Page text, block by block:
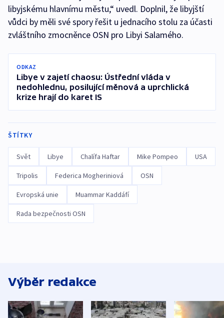
libyjskému hlavnímu městu,“ uvedl. Doplnil, že libyjští
vůdci by měli své spory řešit u jednacího stolu za účasti
zvláštního zmocněnce OSN pro Libyi Salamého.
ODKAZ
Libye v zajetí chaosu: Ústřední vláda v
nedohlednu, posilující měnová a uprchlická
krize hrají do karet IS
ŠTÍTKY
Svět Libye Chalífa Haftar Mike Pompeo USA
Tripolis Federica Mogheriniová OSN
Evropská unie Muammar Kaddáfí
Rada bezpečnosti OSN
Výběr redakce